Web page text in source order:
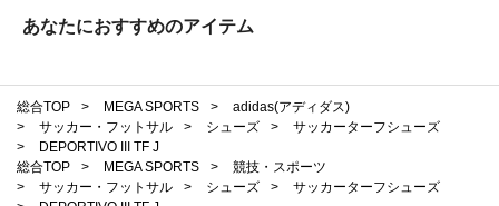
あなたにおすすめのアイテム
総合TOP > MEGA SPORTS >
adidas(アディダス)
>
サッカー・フットサル > シューズ >
サッカーターフシューズ
>
DEPORTIVO III TF J
総合TOP
> MEGA SPORTS >
競技・スポーツ
>
サッカー・フットサル > シューズ >
サッカーターフシューズ